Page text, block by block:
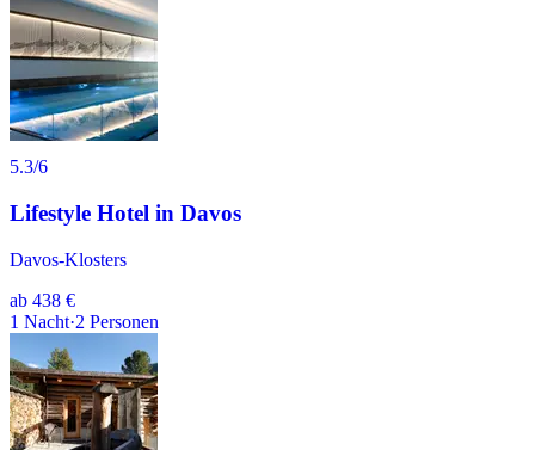
5.3/6
Lifestyle Hotel in Davos
Davos-Klosters
ab 438 €
1 Nacht·2 Personen